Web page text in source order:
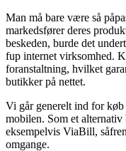
Man må bare være så
markedsfører deres
beskeden, burde det
fup internet virksomhed.
foranstaltning, hvilket
butikker på nettet.
Vi går generelt ind for
mobilen. Som et
eksempelvis ViaBill,
omgange.